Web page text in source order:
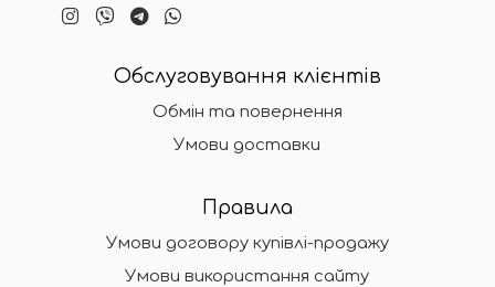
Обслуговування клієнтів
Обмін та повернення
Умови доставки
Правила
Умови договору купівлі-продажу
Умови використання сайту